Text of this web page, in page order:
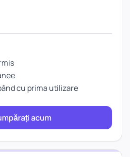
cu prima utilizare
acum